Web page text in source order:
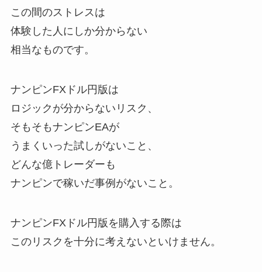
この間のストレスは
体験した人にしか分からない
相当なものです。
ナンピンFXドル円版は
ロジックが分からないリスク、
そもそもナンピンEAが
うまくいった試しがないこと、
どんな億トレーダーも
ナンピンで稼いだ事例がないこと。
ナンピンFXドル円版を購入する際は
このリスクを十分に考えないといけません。